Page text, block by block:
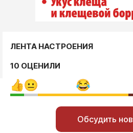
ЛЕНТА НАСТРОЕНИЯ
10 ОЦЕНИЛИ
Обсудить